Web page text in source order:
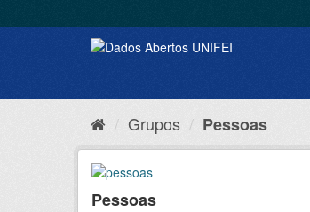
Grupos Pessoas
Pessoas